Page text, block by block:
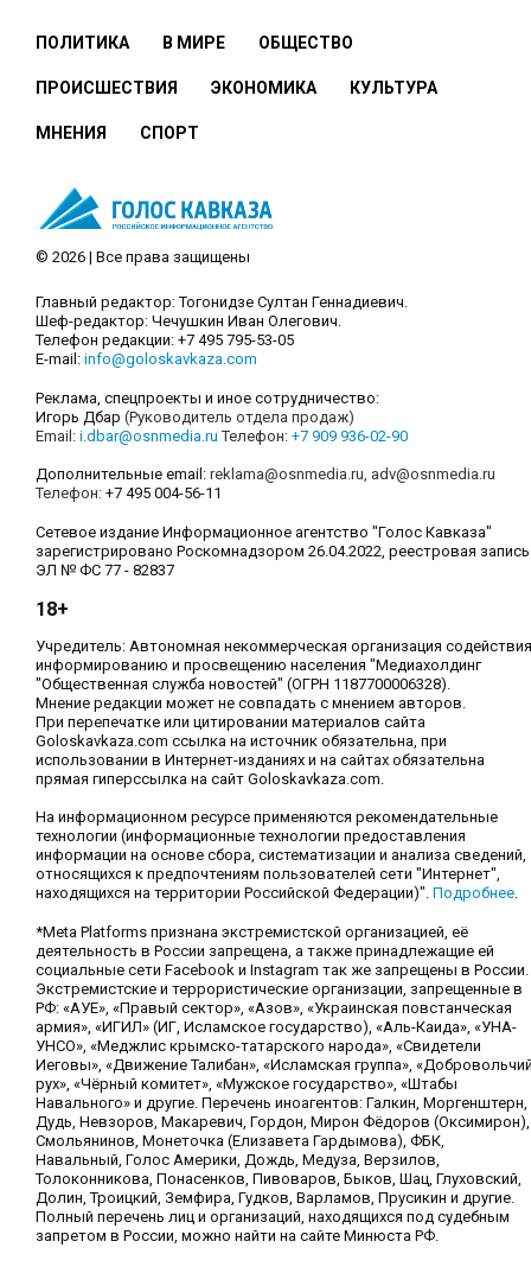
ПОЛИТИКА В МИРЕ ОБЩЕСТВО
ПРОИСШЕСТВИЯ ЭКОНОМИКА КУЛЬТУРА
МНЕНИЯ СПОРТ
© 2026 | Все права защищены
Главный редактор: Тогонидзе Султан Геннадиевич.
Шеф-редактор: Чечушкин Иван Олегович.
Телефон редакции: +7 495 795-53-05
E-mail: info@goloskavkaza.com
Реклама, спецпроекты и иное сотрудничество:
Игорь Дбар (Руководитель отдела продаж)
Email: i.dbar@osnmedia.ru Телефон: +7 909 936-02-90
Дополнительные email: reklama@osnmedia.ru, adv@osnmedia.ru
Телефон: +7 495 004-56-11
Сетевое издание Информационное агентство "Голос Кавказа"
зарегистрировано Роскомнадзором 26.04.2022, реестровая запись
ЭЛ № ФС 77 - 82837
18+
Учредитель: Автономная некоммерческая организация содействия
информированию и просвещению населения "Медиахолдинг
"Общественная служба новостей" (ОГРН 1187700006328).
Мнение редакции может не совпадать с мнением авторов.
При перепечатке или цитировании материалов сайта
Goloskavkaza.com ссылка на источник обязательна, при
использовании в Интернет-изданиях и на сайтах обязательна
прямая гиперссылка на сайт Goloskavkaza.com.
На информационном ресурсе применяются рекомендательные
технологии (информационные технологии предоставления
информации на основе сбора, систематизации и анализа сведений,
относящихся к предпочтениям пользователей сети "Интернет",
находящихся на территории Российской Федерации)". Подробнее.
*Meta Platforms признана экстремистской организацией, её
деятельность в России запрещена, а также принадлежащие ей
социальные сети Facebook и Instagram так же запрещены в России.
Экстремистские и террористические организации, запрещенные в
РФ: «АУЕ», «Правый сектор», «Азов», «Украинская повстанческая
армия», «ИГИЛ» (ИГ, Исламское государство), «Аль-Каида», «УНА-
УНСО», «Меджлис крымско-татарского народа», «Свидетели
Иеговы», «Движение Талибан», «Исламская группа»,
рух», «Чёрный комитет», «Мужское государство», «Штабы
Навального» и другие. Перечень иноагентов: Галкин, Моргенштерн,
Дудь, Невзоров, Макаревич, Гордон, Мирон Фёдоров (Оксимирон),
Смольянинов, Монеточка (Елизавета Гардымова), ФБК,
Навальный, Голос Америки, Дождь, Медуза, Верзилов,
Толоконникова, Понасенков, Пивоваров, Быков, Шац, Глуховский,
Долин, Троицкий, Земфира, Гудков, Варламов, Прусикин и другие.
Полный перечень лиц и организаций, находящихся под судебным
запретом в России, можно найти на сайте Минюста РФ.